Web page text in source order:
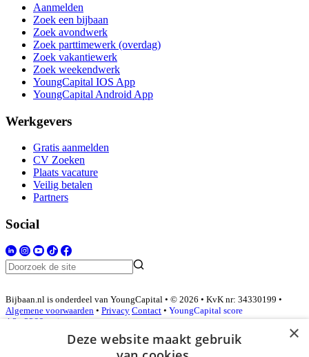
Aanmelden
Zoek een bijbaan
Zoek avondwerk
Zoek parttimewerk (overdag)
Zoek vakantiewerk
Zoek weekendwerk
YoungCapital IOS App
YoungCapital Android App
Werkgevers
Gratis aanmelden
CV Zoeken
Plaats vacature
Veilig betalen
Partners
Social
Bijbaan.nl is onderdeel van YoungCapital • © 2026 • KvK nr: 34330199 •
Algemene voorwaarden • Privacy Contact • YoungCapital score
4.3 - 3366 reviews
×
Deze website maakt gebruik